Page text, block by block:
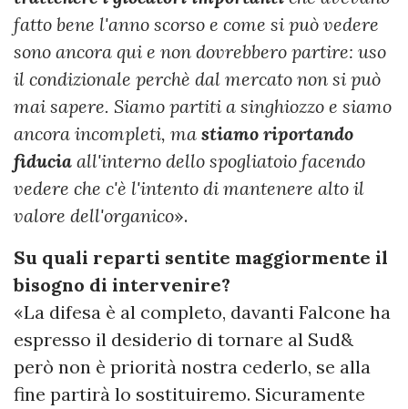
fatto bene l'anno scorso e come si può vedere
sono ancora qui e non dovrebbero partire: uso
il condizionale perchè dal mercato non si può
mai sapere. Siamo partiti a singhiozzo e siamo
ancora incompleti, ma stiamo riportando
fiducia all'interno dello spogliatoio facendo
vedere che c'è l'intento di mantenere alto il
valore dell'organico».
Su quali reparti sentite maggiormente il
bisogno di intervenire?
«La difesa è al completo, davanti Falcone ha
espresso il desiderio di tornare al Sud&
però non è priorità nostra cederlo, se alla
fine partirà lo sostituiremo. Sicuramente